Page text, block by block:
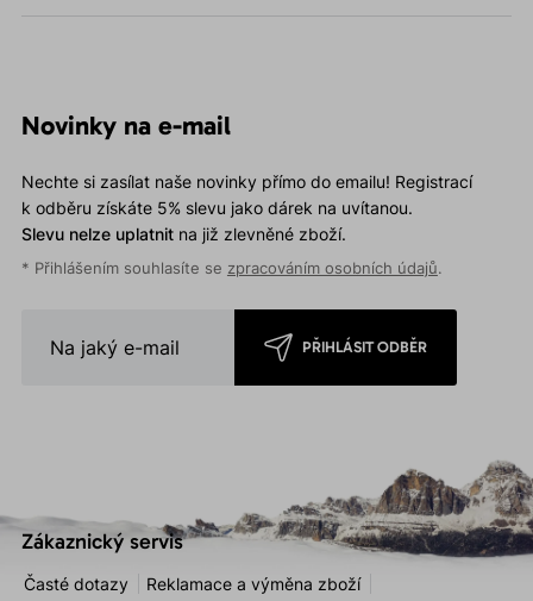
Novinky na e-mail
Nechte si zasílat naše novinky přímo do emailu! Registrací
k odběru získáte 5% slevu jako dárek na uvítanou.
Slevu nelze uplatnitna již zlevněné zboží.
* Přihlášením souhlasíte se zpracováním osobních údajů.
PŘIHLÁSIT ODBĚR
Zákaznický servis
Časté dotazy Reklamace a výměna zboží